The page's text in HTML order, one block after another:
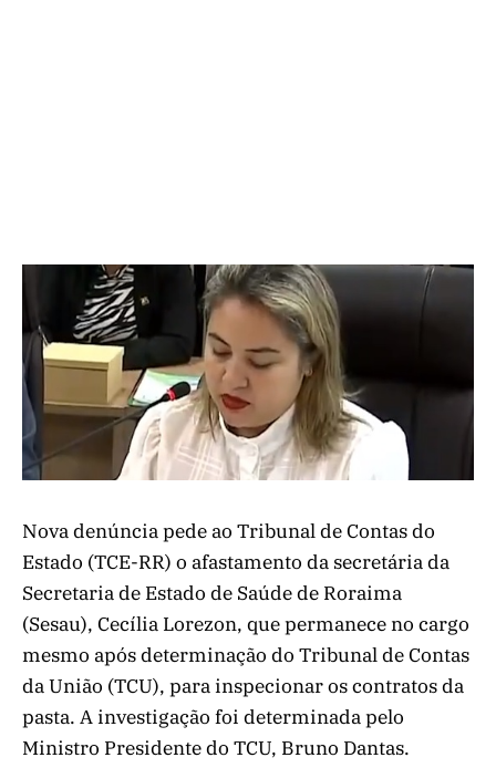
Nova denúncia pede ao Tribunal de Contas do
Estado (TCE-RR) o afastamento da secretária da
Secretaria de Estado de Saúde de Roraima
(Sesau), Cecília Lorezon, que permanece no cargo
mesmo após determinação do Tribunal de Contas
da União (TCU), para inspecionar os contratos da
pasta. A investigação foi determinada pelo
Ministro Presidente do TCU, Bruno Dantas.